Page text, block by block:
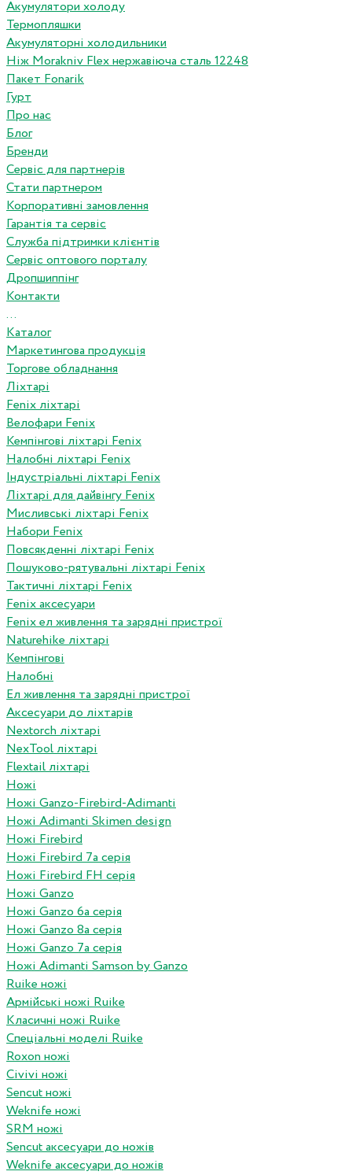
Акумулятори холоду
Термопляшки
Акумуляторні холодильники
Ніж Morakniv Flex нержавіюча сталь 12248
Пакет Fonarik
Гурт
Про нас
Блог
Бренди
Сервіс для партнерів
Стати партнером
Корпоративні замовлення
Гарантія та сервіс
Служба підтримки клієнтів
Сервіс оптового порталу
Дропшиппінг
Контакти
...
Каталог
Маркетингова продукція
Торгове обладнання
Ліхтарі
Fenix ліхтарі
Велофари Fenix
Кемпінгові ліхтарі Fenix
Налобні ліхтарі Fenix
Індустріальні ліхтарі Fenix
Ліхтарі для дайвінгу Fenix
Мисливські ліхтарі Fenix
Набори Fenix
Повсякденні ліхтарі Fenix
Пошуково-рятувальні ліхтарі Fenix
Тактичні ліхтарі Fenix
Fenix аксесуари
Fenix ел живлення та зарядні пристрої
Naturehike ліхтарі
Кемпінгові
Налобні
Ел живлення та зарядні пристрої
Аксесуари до ліхтарів
Nextorch ліхтарі
NexTool ліхтарі
Flextail ліхтарі
Ножі
Ножі Ganzo-Firebird-Adimanti
Ножі Adimanti Skimen design
Ножі Firebird
Ножі Firebird 7а серія
Ножі Firebird FH серія
Ножі Ganzo
Ножі Ganzo 6а серія
Ножі Ganzo 8а серія
Ножі Ganzo 7а серія
Ножі Adimanti Samson by Ganzo
Ruike ножі
Армійські ножі Ruike
Класичні ножі Ruike
Спеціальні моделі Ruike
Roxon ножi
Civivi ножі
Sencut ножі
Weknife ножі
SRM ножі
Sencut аксесуари до ножів
Weknife аксесуари до ножів